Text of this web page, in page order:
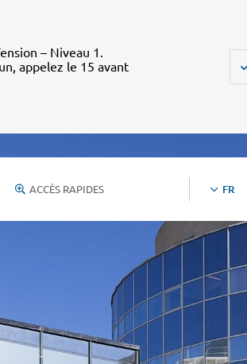
– Niveau 1.
appelez le 15 avant
ACCÈS RAPIDES FR